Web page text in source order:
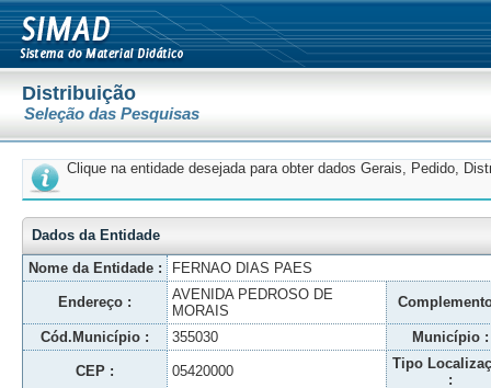
Distribuição
Seleção das Pesquisas
Clique na entidade desejada para obter dados Gerais, Pedido,
Dados da Entidade
Nome da Entidade :
FERNAO DIAS PAES
Endereço :
AVENIDA PEDROSO DE
MORAIS
Cód.Município : 355030 Município :
CEP : 05420000
Tipo
: